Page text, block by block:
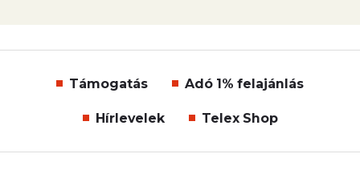
Támogatás Adó 1% felajánlás
Hírlevelek Telex Shop